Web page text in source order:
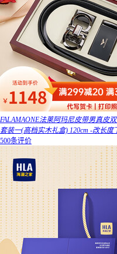
FALAMAONE法莱阿玛尼皮带男真皮
套装一(高档实木礼盒) 120cm -改长
500条评价